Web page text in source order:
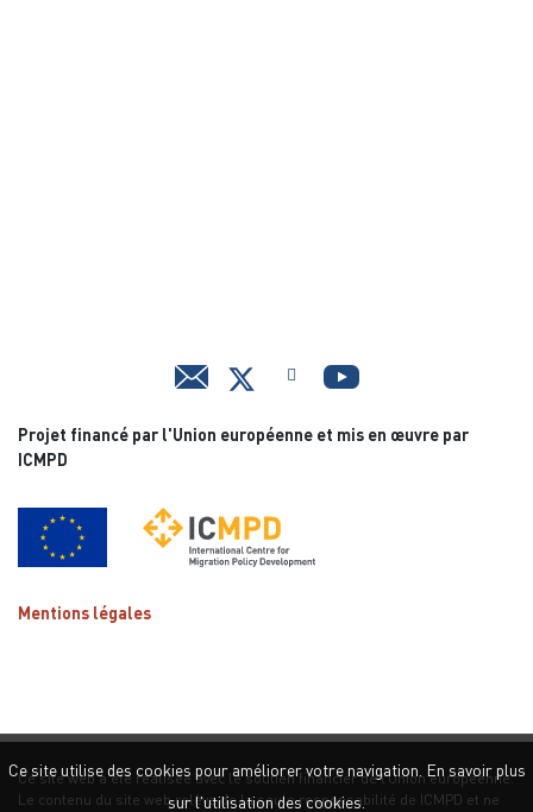
Projet financé par l'Union européenne et mis en œuvre par
ICMPD
Mentions légales
Ce site web a été réalisée avec le soutien financier de l’Union européenne.
Le contenu du site web relève de la seule responsabilité de ICMPD et ne
Ce site utilise des cookies pour améliorer votre navigation. En savoir plus
sur l'utilisation des cookies.